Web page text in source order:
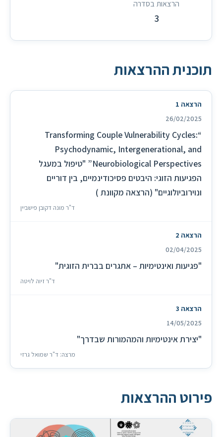
הרצאות בסדרה
3
תוכנית ההרצאות
הרצאה 1
26/02/2025
“Transforming Couple Vulnerability Cycles:
Psychodynamic, Intergenerational, and
Neurobiological Perspectives” "טיפול במעגל
הפגיעות הזוגי: היבטים פסיכודינמיים, בין דוריים
ונוירוביולוגיים" (הרצאה מקוונת )
ד"ר מונה דקובן פישביין
הרצאה 2
02/04/2025
"פגיעות ואינטימיות – אתגרים בברית הזוגית"
ד"ר זיוה לויטה
הרצאה 3
14/05/2025
"יצירת אינטימיות והמהמורות שבדרך"
מרצה: ד"ר שמואל גרזי
פירוט ההרצאות